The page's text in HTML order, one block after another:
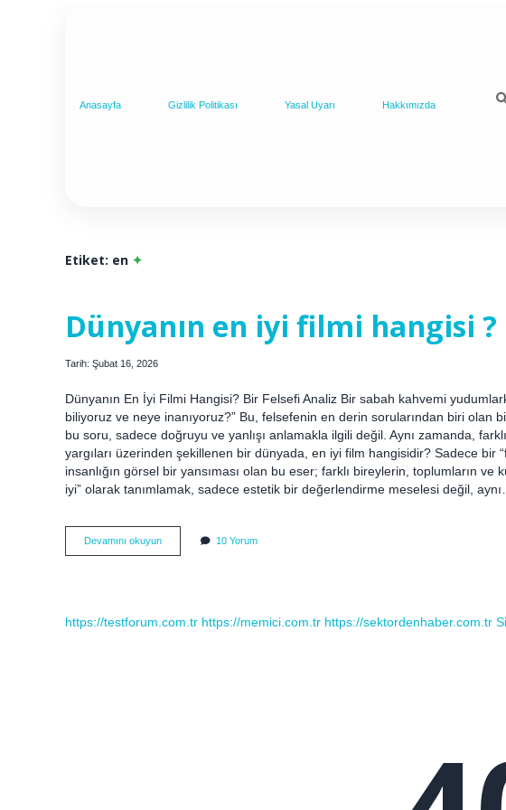
Anasayfa Gizlilik Politikası Yasal Uyarı Hakkımızda
Etiket: en
Dünyanın en iyi filmi hangisi ?
Tarih: Şubat 16, 2026
Dünyanın En İyi Filmi Hangisi? Bir Felsefi Analiz Bir sabah kahvemi
biliyoruz ve neye inanıyoruz?” Bu, felsefenin en derin sorularından biri olan
bu soru, sadece doğruyu ve yanlışı anlamakla ilgili değil. Aynı zamanda,
yargıları üzerinden şekillenen bir dünyada, en iyi film hangisidir? Sadece bir
insanlığın görsel bir yansıması olan bu eser; farklı bireylerin, toplumların ve
iyi” olarak tanımlamak, sadece estetik bir değerlendirme meselesi değil, aynı…
Devamını okuyunDünyanın
en
10 Yorum
https://testforum.com.tr https://memici.com.tr https://sektordenhaber.com.tr